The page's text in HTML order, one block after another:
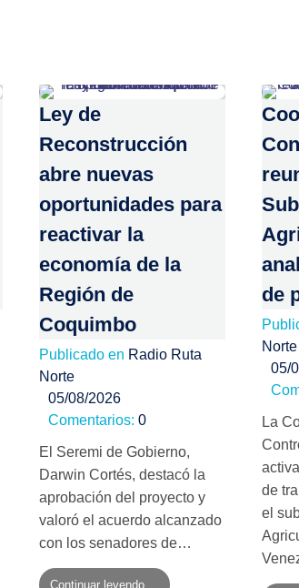
Ley de
Reconstrucción
abre nuevas
oportunidades para
reactivar la
economía de la
Región de
Coquimbo
Publicado en Radio Ruta
Norte
05/08/2026
Comentarios: 0
El Seremi de Gobierno,
Darwin Cortés, destacó la
aprobación del proyecto y
valoró el acuerdo alcanzado
con los senadores de…
Continuar leyendo ...
de
Norte
05/
La
de
el